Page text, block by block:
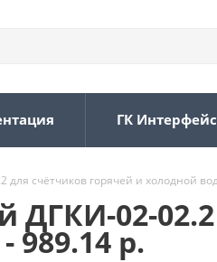
ГК Интерфейс
счётчиков горячей и холодной
02-
р.